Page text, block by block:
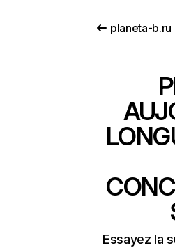
planeta-b.ru
Essayez la